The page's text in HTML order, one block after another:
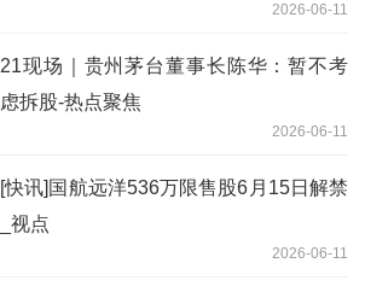
2026-06-11
21现场｜贵州茅台董事长陈华：暂不考
虑拆股-热点聚焦
2026-06-11
[快讯]国航远洋536万限售股6月15日解禁
_视点
2026-06-11